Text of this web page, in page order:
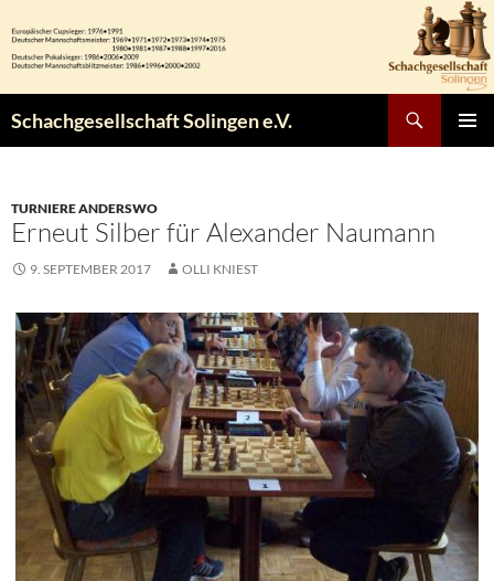
Inhalt
springen
Schachgesellschaft Solingen e.V.
TURNIERE ANDERSWO
Erneut Silber für Alexander Naumann
9. SEPTEMBER 2017 OLLI KNIEST